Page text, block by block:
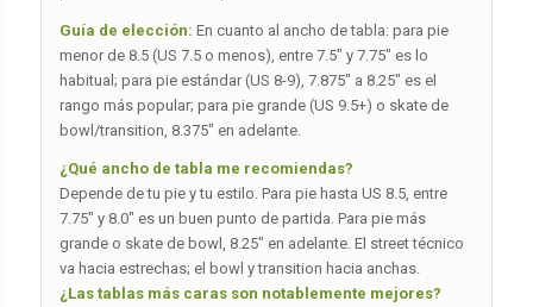
Guía de elección: En cuanto al ancho de tabla: para pie
menor de 8.5 (US 7.5 o menos), entre 7.5″ y 7.75″ es lo
habitual; para pie estándar (US 8-9), 7.875″ a 8.25″ es el
rango más popular; para pie grande (US 9.5+) o skate de
bowl/transition, 8.375″ en adelante.
¿Qué ancho de tabla me recomiendas?
Depende de tu pie y tu estilo. Para pie hasta US 8.5, entre
7.75″ y 8.0″ es un buen punto de partida. Para pie más
grande o skate de bowl, 8.25″ en adelante. El street técnico
va hacia estrechas; el bowl y transition hacia anchas.
¿Las tablas más caras son notablemente mejores?